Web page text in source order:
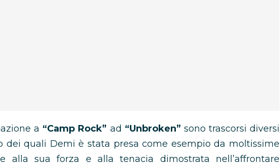
a “Camp Rock” ad “Unbroken” sono trascorsi diversi
dei quali Demi è stata presa come esempio da moltissime
alla sua forza e alla tenacia dimostrata nell’affrontare